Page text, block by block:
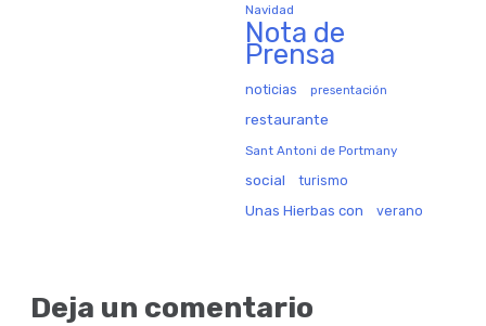
Navidad
Nota de
Prensa
noticias presentación
restaurante
Sant Antoni de Portmany
social turismo
Unas Hierbas con verano
Deja un comentario